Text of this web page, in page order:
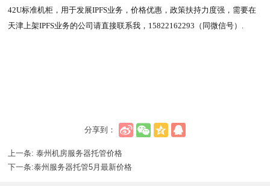
42U标准机柜，用于发展IPFS业务，价格优惠，政策扶持力度强，需要在
天津上架IPFS业务的公司请直接联系我，15822162293（同微信号）.
分享到：
上一条:泰州机房服务器托管价格
下一条:泰州服务器托管5月最新价格